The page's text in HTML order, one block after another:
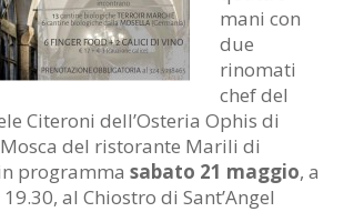
mani con
due
rinomati
chef del
Citeroni dell’Osteria Ophis di
del ristorante Marili di
programma sabato 21 maggio, a
al Chiostro di Sant’Angel